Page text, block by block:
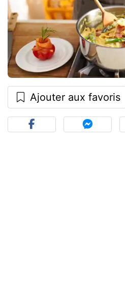
Ajouter aux favoris